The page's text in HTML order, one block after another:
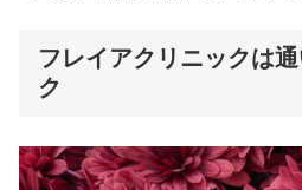
フレイアクリニックは
ク